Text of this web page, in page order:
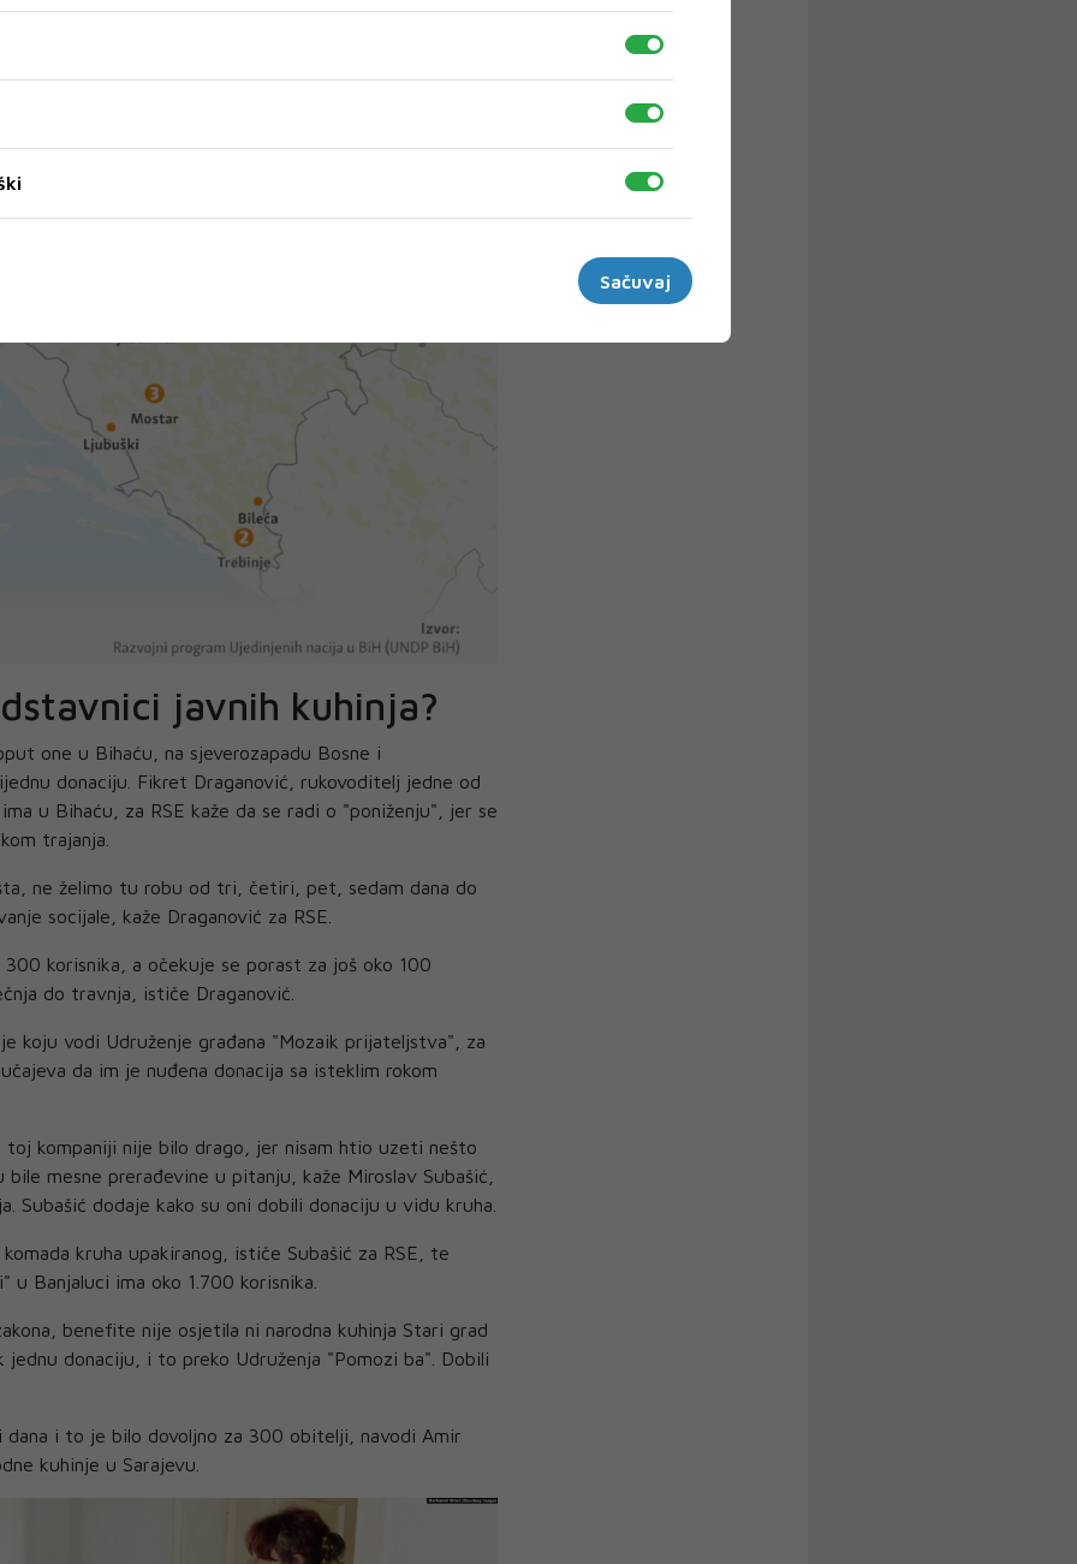
javnih kuhinja?
one u Bihaću, na sjeverozapadu Bosne i
donaciju. Fikret Draganović, rukovoditelj jedne od
u Bihaću, za RSE kaže da se radi o "poniženju", jer se
trajanja.
ne želimo tu robu od tri, četiri, pet, sedam dana do
socijale, kaže Draganović za RSE.
300 korisnika, a očekuje se porast za još oko 100
do travnja, ističe Draganović.
koju vodi Udruženje građana "Mozaik prijateljstva", za
da im je nuđena donacija sa isteklim rokom
toj kompaniji nije bilo drago, jer nisam htio uzeti nešto
mesne prerađevine u pitanju, kaže Miroslav Subašić,
Subašić dodaje kako su oni dobili donaciju u vidu kruha.
kruha upakiranog, ističe Subašić za RSE, te
u Banjaluci ima oko 1.700 korisnika.
benefite nije osjetila ni narodna kuhinja Stari grad
jednu donaciju, i to preko Udruženja "Pomozi ba". Dobili
i to je bilo dovoljno za 300 obitelji, navodi Amir
kuhinje u Sarajevu.
Sačuvaj